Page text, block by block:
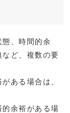
、時間的余
ど、複数の要
ある場合は、
余裕がある場